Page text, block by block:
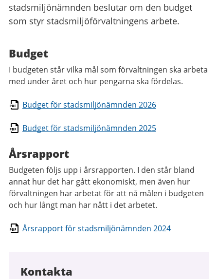
stadsmiljönämnden beslutar om den budget
som styr stadsmiljöförvaltningens arbete.
Budget
I budgeten står vilka mål som förvaltningen ska arbeta
med under året och hur pengarna ska fördelas.
Budget för stadsmiljönämnden 2026
Budget för stadsmiljönämnden 2025
Årsrapport
Budgeten följs upp i årsrapporten. I den står bland
annat hur det har gått ekonomiskt, men även hur
förvaltningen har arbetat för att nå målen i budgeten
och hur långt man har nått i det arbetet.
Årsrapport för stadsmiljönämnden 2024
Kontakta